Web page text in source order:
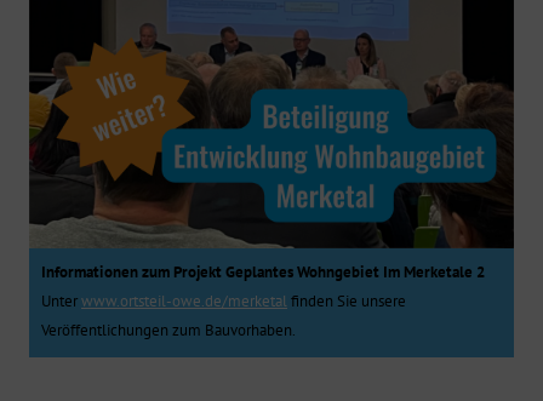
Informationen zum Projekt Geplantes Wohngebiet Im Merketale 2
Unterwww.ortsteil-owe.de/merketalfinden Sie unsere
Veröffentlichungen zum Bauvorhaben.